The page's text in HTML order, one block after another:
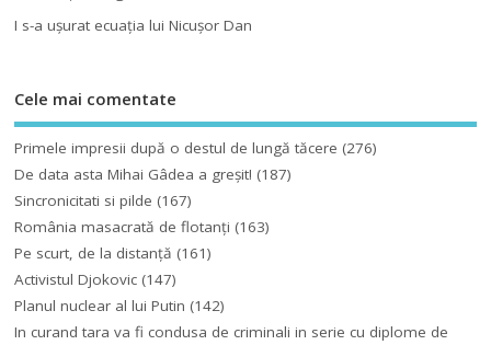
I s-a uşurat ecuaţia lui Nicuşor Dan
Cele mai comentate
Primele impresii după o destul de lungă tăcere (276)
De data asta Mihai Gâdea a greşit! (187)
Sincronicitati si pilde (167)
România masacrată de flotanţi (163)
Pe scurt, de la distanță (161)
Activistul Djokovic (147)
Planul nuclear al lui Putin (142)
In curand tara va fi condusa de criminali in serie cu diplome de